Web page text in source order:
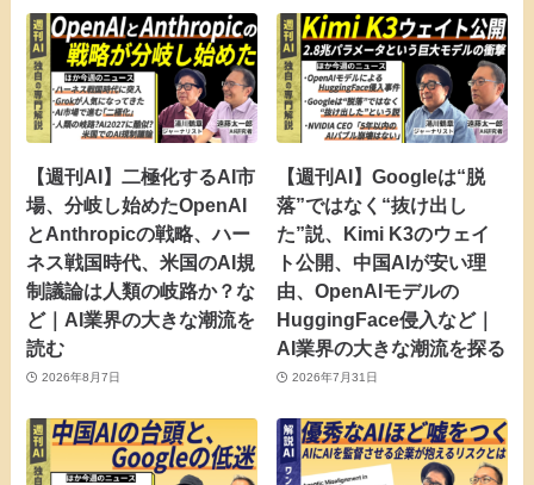
【週刊AI】二極化するAI市
場、分岐し始めたOpenAI
とAnthropicの戦略、ハー
ネス戦国時代、米国のAI規
制議論は人類の岐路か？な
ど｜AI業界の大きな潮流を
読む
2026年8月7日
【週刊AI】Googleは“脱
落”ではなく“抜け出し
た”説、Kimi K3のウェイ
ト公開、中国AIが安い理
由、OpenAIモデルの
HuggingFace侵入など｜
AI業界の大きな潮流を探る
2026年7月31日